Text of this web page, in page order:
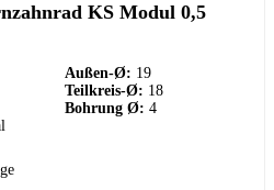
KS Modul 0,5
Außen-Ø: 19
Teilkreis-Ø: 18
Bohrung Ø: 4